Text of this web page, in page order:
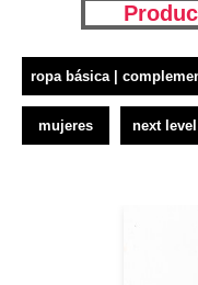
ropa básica |
mujeres next level